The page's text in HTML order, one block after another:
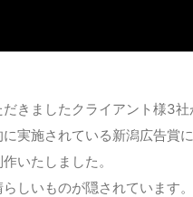
きましたクライアント様3社
実施されている新潟広告賞
いたしました。
しいものが隠されています